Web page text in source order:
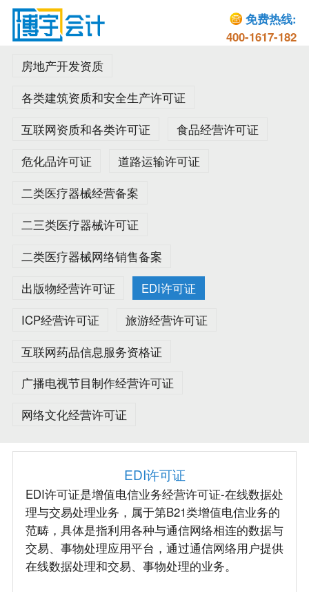
免费热线:
400-1617-182
房地产开发资质
各类建筑资质和安全生产许可证
互联网资质和各类许可证
食品经营许可证
危化品许可证
道路运输许可证
二类医疗器械经营备案
二三类医疗器械许可证
二类医疗器械网络销售备案
出版物经营许可证
EDI许可证
ICP经营许可证
旅游经营许可证
互联网药品信息服务资格证
广播电视节目制作经营许可证
网络文化经营许可证
EDI许可证
EDI许可证是增值电信业务经营许可证-在线数据处
理与交易处理业务，属于第B21类增值电信业务的
范畴，具体是指利用各种与通信网络相连的数据与
交易、事物处理应用平台，通过通信网络用户提供
在线数据处理和交易、事物处理的业务。